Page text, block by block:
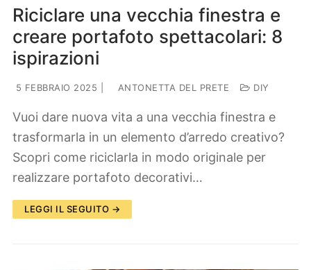
Riciclare una vecchia finestra e
creare portafoto spettacolari: 8
ispirazioni
5 FEBBRAIO 2025 ANTONETTA DEL PRETE DIY
Vuoi dare nuova vita a una vecchia finestra e
trasformarla in un elemento d’arredo creativo?
Scopri come riciclarla in modo originale per
realizzare portafoto decorativi…
LEGGI IL SEGUITO →